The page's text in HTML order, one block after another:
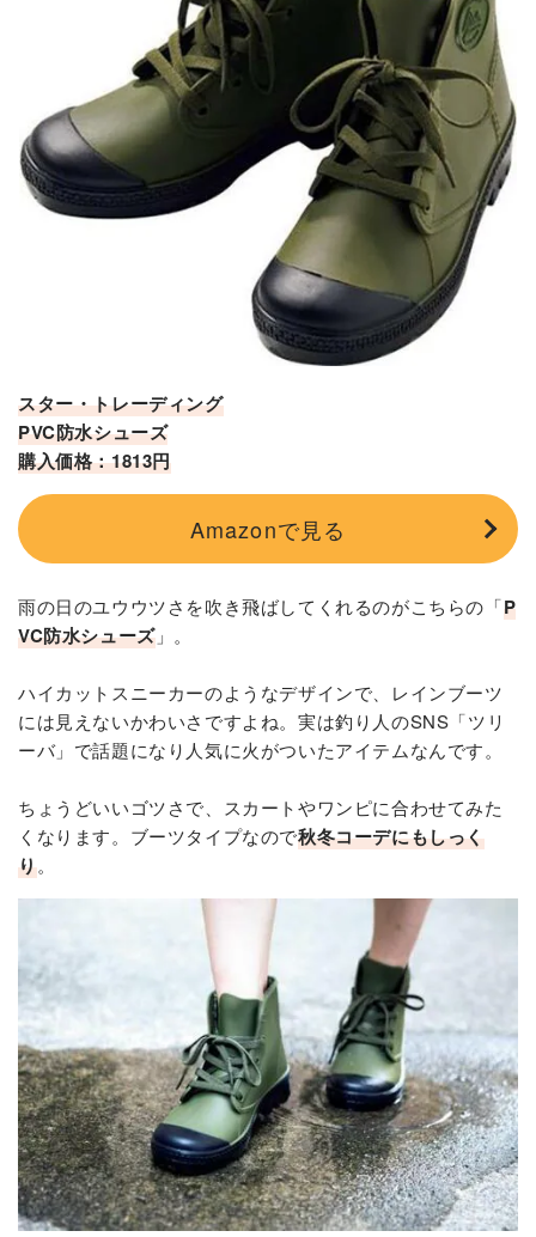
スター・トレーディング
PVC防水シューズ
購入価格：1813円
Amazonで見る
雨の日のユウウツさを吹き飛ばしてくれるのがこちらの「P
VC防水シューズ」。
ハイカットスニーカーのようなデザインで、レインブーツ
には見えないかわいさですよね。実は釣り人のSNS「ツリ
ーバ」で話題になり人気に火がついたアイテムなんです。
ちょうどいいゴツさで、スカートやワンピに合わせてみた
くなります。ブーツタイプなので秋冬コーデにもしっく
り。